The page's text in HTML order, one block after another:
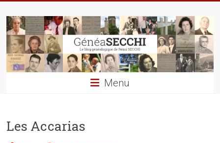
content
GénéaSECCHI
Le
blog
généalogique
de
Menu
Les Accarias